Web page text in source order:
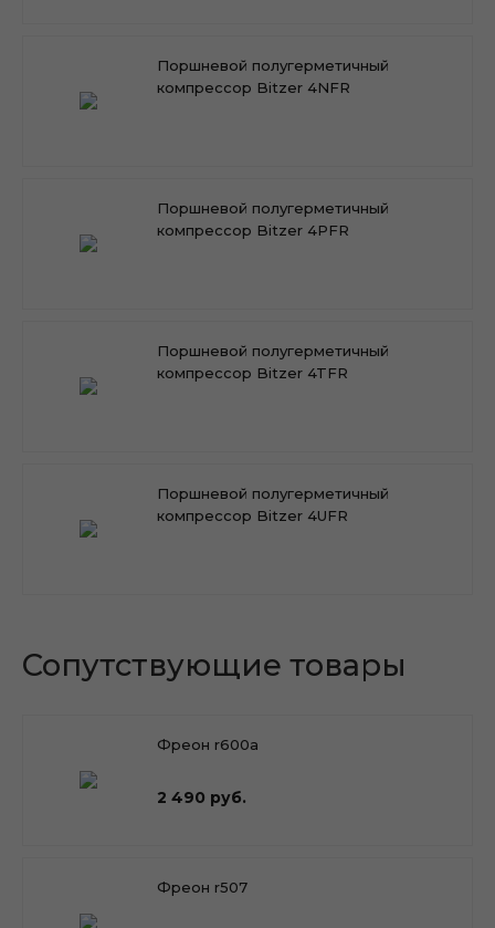
Поршневой полугерметичный
компрессор Bitzer 4NFR
Поршневой полугерметичный
компрессор Bitzer 4PFR
Поршневой полугерметичный
компрессор Bitzer 4TFR
Поршневой полугерметичный
компрессор Bitzer 4UFR
Сопутствующие товары
Фреон r600a
2 490 руб.
Фреон r507